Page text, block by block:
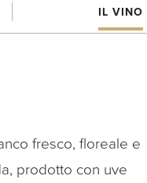
IL VINO
fresco, floreale e
prodotto con uve